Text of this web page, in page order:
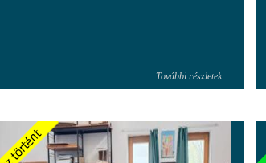
További részletek